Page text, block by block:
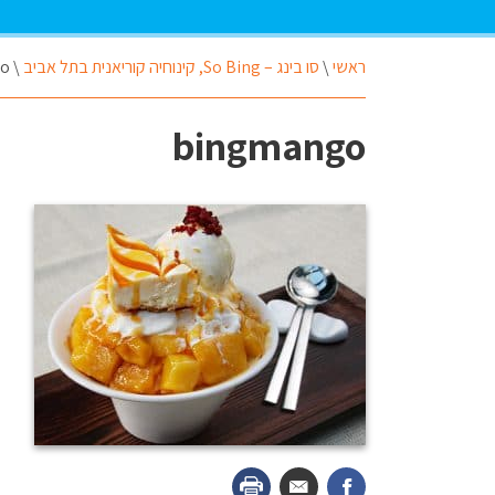
ראשי\סו בינג – So Bing, קינוחיה קוריאנית בתל אביב \
bingmango